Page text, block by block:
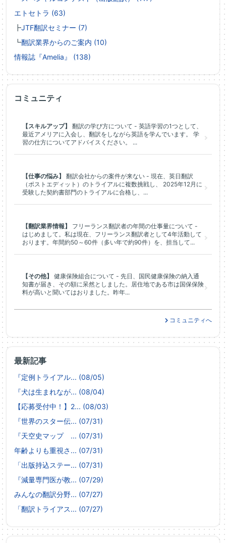
エトセトラ (63)
┣JTF翻訳セミナー (7)
┗翻訳業界からのご案内 (10)
情報誌『Amelia』 (138)
最新記事
『定例トライアル... (08/05)
『犬は生まれなが... (08/04)
【応募受付中！】2... (08/03)
『世界のスター伝... (07/31)
『天空史マップ ... (07/31)
年齢よりも重視さ... (07/31)
「出版持込ステー... (07/31)
『減量専門医が教... (07/29)
みんなの翻訳分野... (07/27)
「翻訳トライアス... (07/27)
コミュニティ
【スキルアップ】
翻訳の学び方について - 英語学習の1つとして、
最近アメリアに入会し、翻訳をしながら英語を学んでいます。 学
習の仕方についてアドバイスください。 ...
【仕事の悩み】
翻訳会社からの案件が来ない - 現在、英日翻訳
（ポストエディット）のトライアルに複数挑戦し、 2025年12月に
受験した契約書部門のトライアルに合格し、...
【翻訳業界情報】
フリーランス翻訳者の年間の仕事量について -
はじめまして。私は現在、フリーランス翻訳者として4年活動して
おります。年間約50～60件（多い年で約90件）を、担当して...
【その他】
健康保険組合について - 先日、国民健康保険の納入通
知書が届き、その額に呆然としました。居住地である市は国保保険
料が高いと聞いてはおりました。昨年...
コミュニティへ